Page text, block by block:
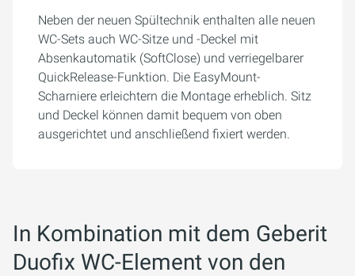
Neben der neuen Spültechnik enthalten alle neuen
WC-Sets auch WC-Sitze und -Deckel mit
Absenkautomatik (SoftClose) und verriegelbarer
QuickRelease-Funktion. Die EasyMount-
Scharniere erleichtern die Montage erheblich. Sitz
und Deckel können damit bequem von oben
ausgerichtet und anschließend fixiert werden.
In Kombination mit dem Geberit
Duofix WC-Element von den